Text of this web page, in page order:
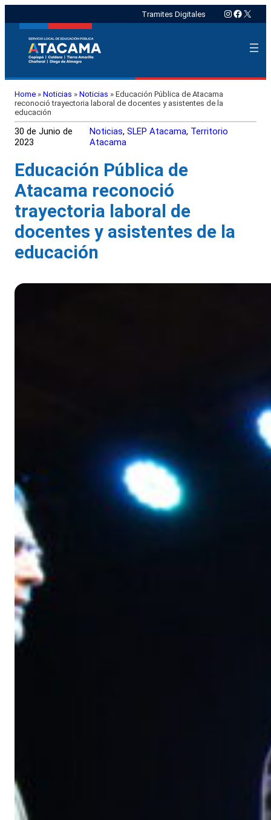
Tramites Digitales Instagram
X
Home » Noticias » Noticias » Educación Pública de Atacama
reconoció trayectoria laboral de docentes y asistentes de la
educación
30 de Junio de
2023
Noticias, SLEP Atacama, Territorio
Atacama
Educación Pública de
Atacama reconoció
trayectoria laboral de
docentes y asistentes de la
educación